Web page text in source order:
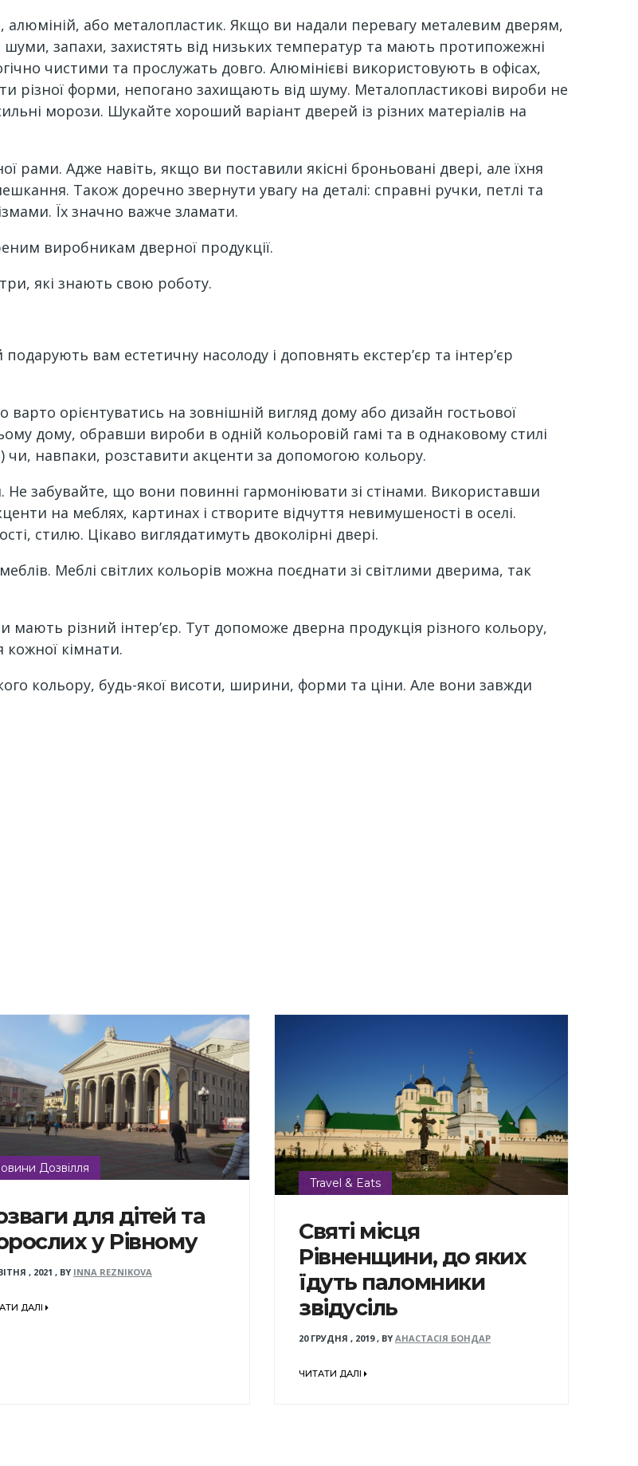
алюміній, або металопластик. Якщо ви надали перевагу металевим дверям,
запахи, захистять від низьких температур та мають протипожежні
чистими та прослужать довго. Алюмінієві використовують в офісах,
різної форми, непогано захищають від шуму. Металопластикові вироби не
морози. Шукайте хороший варіант дверей із різних матеріалів на
рами. Адже навіть, якщо ви поставили якісні броньовані двері, але їхня
Також доречно звернути увагу на деталі: справні ручки, петлі та
Їх значно важче зламати.
виробникам дверної продукції.
які знають свою роботу.
вам естетичну насолоду і доповнять екстер’єр та інтер’єр
орієнтуватись на зовнішній вигляд дому або дизайн гостьової
дому, обравши вироби в одній кольоровій гамі та в однаковому стилі
навпаки, розставити акценти за допомогою кольору.
Не забувайте, що вони повинні гармоніювати зі стінами. Використавши
на меблях, картинах і створите відчуття невимушеності в оселі.
стилю. Цікаво виглядатимуть двоколірні двері.
Меблі світлих кольорів можна поєднати зі світлими дверима, так
мають різний інтер’єр. Тут допоможе дверна продукція різного кольору,
кожної кімнати.
кольору, будь-якої висоти, ширини, форми та ціни. Але вони завжди
Дозвілля
для дітей та
у Рівному
, 2021 , BY INNA REZNIKOVA
ДАЛІ
Travel & Eats
Святі місця
Рівненщини, до яких
їдуть паломники
звідусіль
20 ГРУДНЯ , 2019, BY АНАСТАСІЯ БОНДАР
ЧИТАТИ ДАЛІ